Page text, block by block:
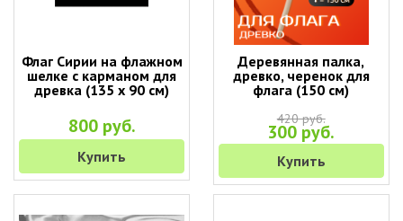
Флаг Сирии на флажном
шелке с карманом для
древка (135 х 90 см)
800 руб.
Купить
Деревянная палка,
древко, черенок для
флага (150 см)
420 руб.
300 руб.
Купить